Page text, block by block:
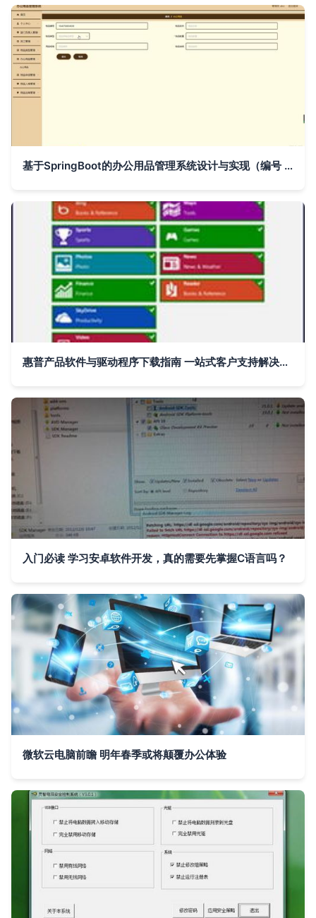
基于SpringBoot的办公用品管理系统设计与实现（编号 y758m）——计算机毕业设计全案
惠普产品软件与驱动程序下载指南 一站式客户支持解决方案
入门必读 学习安卓软件开发，真的需要先掌握C语言吗？
微软云电脑前瞻 明年春季或将颠覆办公体验